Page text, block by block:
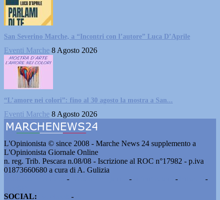
San Severino Marche, a “Incontri con l’autore” Luca D’Aprile
Eventi Marche 8 Agosto 2026
“L’amore nei colori”: fino al 30 agosto la mostra a San...
Eventi Marche 8 Agosto 2026
L'Opinionista © since 2008 - Marche News 24 supplemento a
L'Opinionista Giornale Online
n. reg. Trib. Pescara n.08/08 - Iscrizione al ROC n°17982 - p.iva
01873660680 a cura di A. Gulizia
- - -
-
SOCIAL:
-